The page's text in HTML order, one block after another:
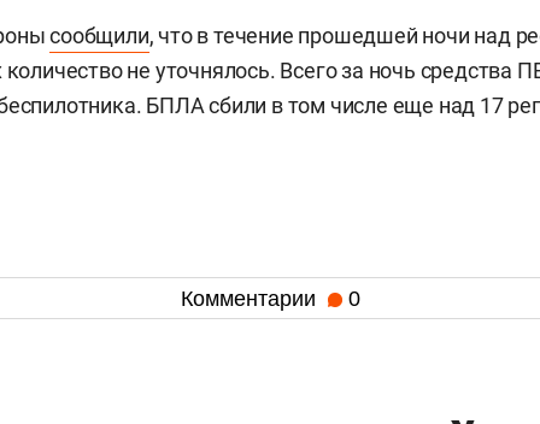
сообщили, что в течение прошедшей ночи над
количество не уточнялось. Всего за ночь средства
БПЛА сбили в том числе еще над 17
Комментарии 0